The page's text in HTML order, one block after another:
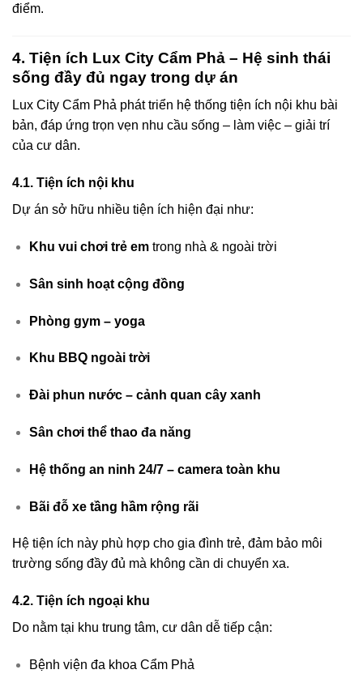
điểm.
4. Tiện ích Lux City Cẩm Phả – Hệ sinh thái
sống đầy đủ ngay trong dự án
Lux City Cẩm Phả phát triển hệ thống tiện ích nội khu bài
bản, đáp ứng trọn vẹn nhu cầu sống – làm việc – giải trí
của cư dân.
4.1. Tiện ích nội khu
Dự án sở hữu nhiều tiện ích hiện đại như:
Khu vui chơi trẻ emtrong nhà & ngoài trời
Sân sinh hoạt cộng đồng
Phòng gym – yoga
Khu BBQ ngoài trời
Đài phun nước – cảnh quan cây xanh
Sân chơi thể thao đa năng
Hệ thống an ninh 24/7 – camera toàn khu
Bãi đỗ xe tầng hầm rộng rãi
Hệ tiện ích này phù hợp cho gia đình trẻ, đảm bảo môi
trường sống đầy đủ mà không cần di chuyển xa.
4.2. Tiện ích ngoại khu
Do nằm tại khu trung tâm, cư dân dễ tiếp cận:
Bệnh viện đa khoa Cẩm Phả